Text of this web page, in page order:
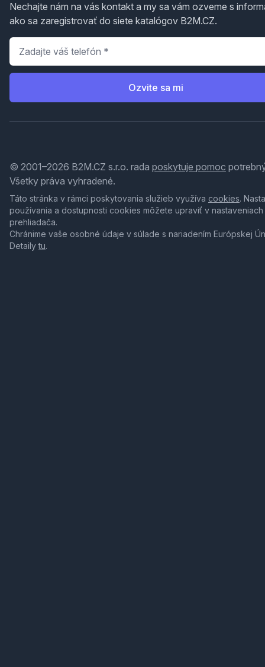
Nechajte nám na vás kontakt a my sa vám ozveme s
ako sa zaregistrovať do siete katalógov B2M.CZ.
Telefón
Ozvite sa mi
© 2001–2026 B2M.CZ s.r.o. rada poskytuje pomoc
Všetky práva vyhradené.
Táto stránka v rámci poskytovania služieb využíva cookies.
používania a dostupnosti cookies môžete upraviť v nastaveniach
prehliadača.
Chránime vaše osobné údaje v súlade s nariadením Európskej
Detailytu.